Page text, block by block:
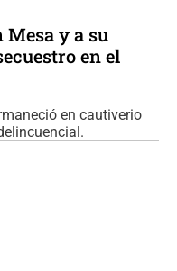
y a su
en el
en cautiverio